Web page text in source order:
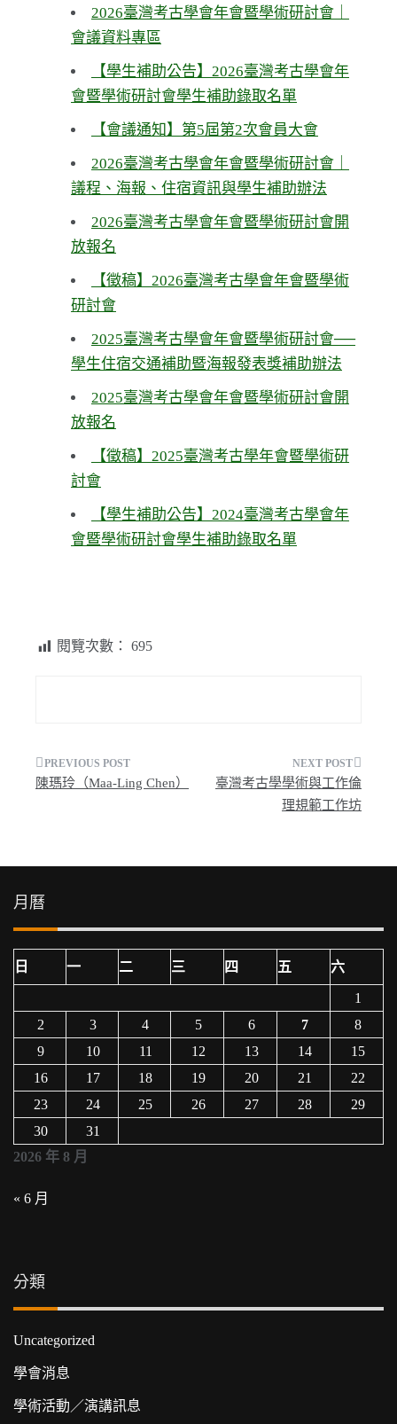
2026臺灣考古學會年會暨學術研討會｜
會議資料專區
【學生補助公告】2026臺灣考古學會年
會暨學術研討會學生補助錄取名單
【會議通知】第5屆第2次會員大會
2026臺灣考古學會年會暨學術研討會｜
議程、海報、住宿資訊與學生補助辦法
2026臺灣考古學會年會暨學術研討會開
放報名
【徵稿】2026臺灣考古學會年會暨學術
研討會
2025臺灣考古學會年會暨學術研討會──
學生住宿交通補助暨海報發表獎補助辦法
2025臺灣考古學會年會暨學術研討會開
放報名
【徵稿】2025臺灣考古學年會暨學術研
討會
【學生補助公告】2024臺灣考古學會年
會暨學術研討會學生補助錄取名單
閱覽次數： 695
文
覽
陳瑪玲（Maa-Ling Chen）
臺灣考古學學術與工作倫
理規範工作坊
月曆
2026 年 8 月
日 一 二 三 四 五 六
1
2
3 4 5 6 7
8
9
10 11 12 13 14
15
16
17 18 19 20 21
22
23
24 25 26 27 28
29
30
31
« 6 月
分類
Uncategorized
學會消息
學術活動／演講訊息